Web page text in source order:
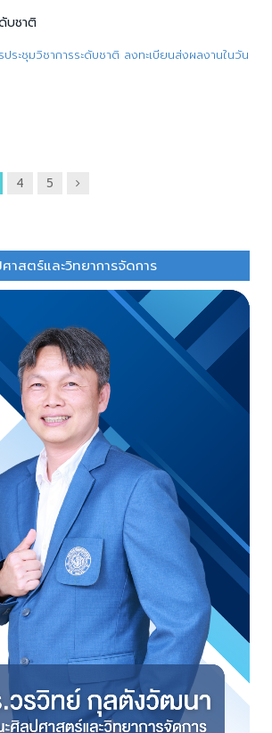
บชาติ
ระชุมวิชาการระดับชาติ ลงทะเบียนส่งผลงานในวัน
4 5
ถัด
สตร์และวิทยาการจัดการ